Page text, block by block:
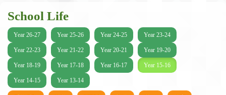
School Life
Year 26-27 Year 25-26 Year 24-25 Year 23-24
Year 22-23 Year 21-22 Year 20-21 Year 19-20
Year 18-19 Year 17-18 Year 16-17 Year 15-16
Year 14-15 Year 13-14